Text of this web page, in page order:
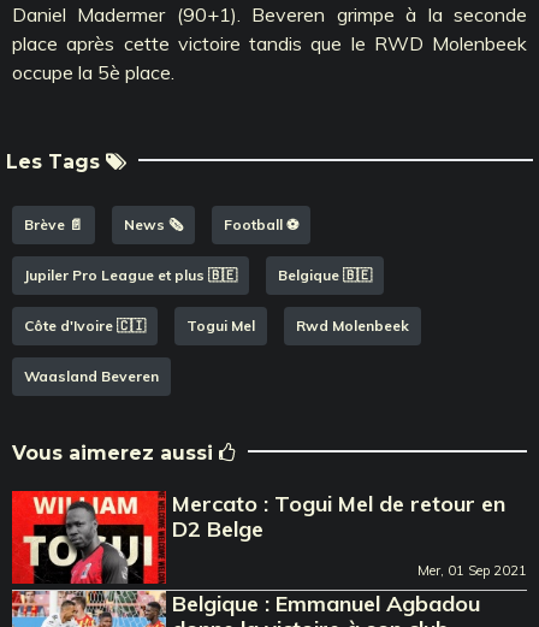
Daniel Madermer (90+1). Beveren grimpe à la seconde
place après cette victoire tandis que le RWD Molenbeek
occupe la 5è place.
Les Tags
Brève 📄 News 🗞️ Football ⚽️
Jupiler Pro League et plus 🇧🇪 Belgique 🇧🇪
Côte d'Ivoire 🇨🇮 Togui Mel Rwd Molenbeek
Waasland Beveren
Vous aimerez aussi
Mercato : Togui Mel de retour en
D2 Belge
Mer, 01 Sep 2021
Belgique : Emmanuel Agbadou